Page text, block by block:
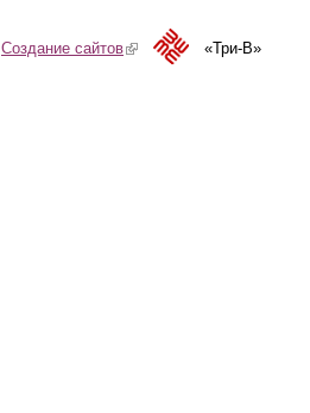
Создание сайтов(link is external)«Три-В»